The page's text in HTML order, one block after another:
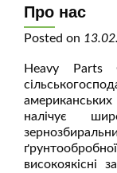
Про нас
Posted on
Heavy Parts
налічує
високоякісні